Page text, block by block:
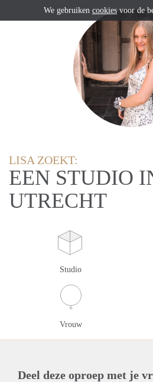
LISA ZOEKT:
EEN STUDIO
UTRECHT
Studio
Vrouw
Deel deze oproep met je
We gebruiken cookiesvoor de